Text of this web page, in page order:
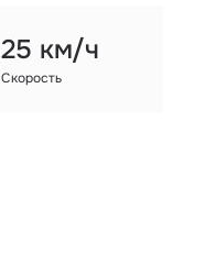
25 км/ч
Скорость